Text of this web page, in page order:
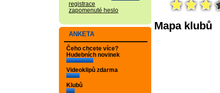
registrace
zapomenuté heslo
ANKETA
Čeho chcete více?
Hudebních novinek
Videoklipů zdarma
Klubů
Mapa klubů